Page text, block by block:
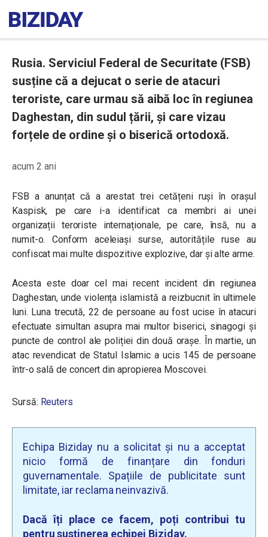
Rusia. Serviciul Federal de Securitate (FSB)
susține că a dejucat o serie de atacuri
teroriste, care urmau să aibă loc în regiunea
Daghestan, din sudul țării, și care vizau
forțele de ordine și o biserică ortodoxă.
acum 2 ani
FSB a anunțat că a arestat trei cetățeni ruși în orașul
Kaspisk, pe care i-a identificat ca membri ai unei
organizații teroriste internaționale, pe care, însă, nu a
numit-o. Conform aceleiași surse, autoritățile ruse au
confiscat mai multe dispozitive explozive, dar și alte arme.
Acesta este doar cel mai recent incident din regiunea
Daghestan, unde violența islamistă a reizbucnit în ultimele
luni. Luna trecută, 22 de persoane au fost ucise în atacuri
efectuate simultan asupra mai multor biserici, sinagogi și
puncte de control ale poliției din două orașe. În martie, un
atac revendicat de Statul Islamic a ucis 145 de persoane
într-o sală de concert din apropierea Moscovei.
Sursă: Reuters
Echipa Biziday nu a solicitat și nu a acceptat
nicio formă de finanțare din fonduri
guvernamentale. Spațiile de publicitate sunt
limitate, iar reclama neinvazivă.
Dacă îți place ce facem, poți contribui tu
pentru susținerea echipei Biziday.